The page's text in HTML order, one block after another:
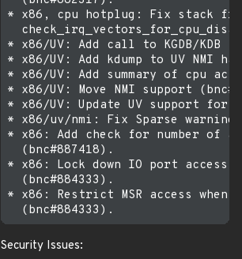
Security Issues: